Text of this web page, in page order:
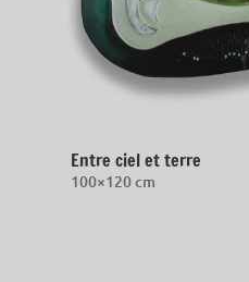
Entre ciel et terre
100×120 cm